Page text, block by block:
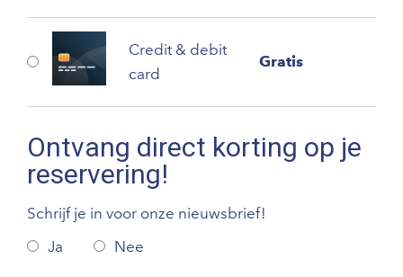
Credit & debit
card
Gratis
Ontvang direct korting op je
reservering!
Schrijf je in voor onze nieuwsbrief!
Ja
Nee